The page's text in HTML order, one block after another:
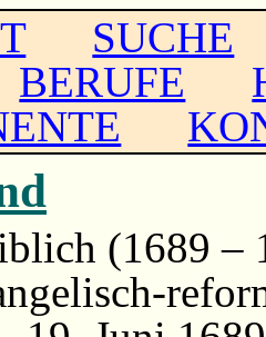
SUCHE
BERUFE
(1689 –